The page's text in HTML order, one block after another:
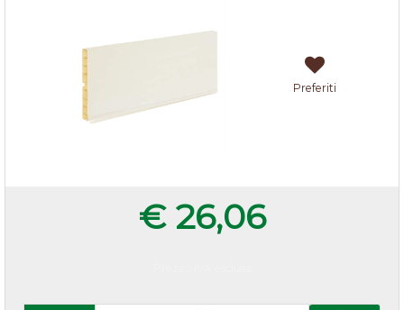
Preferiti
€ 26,06